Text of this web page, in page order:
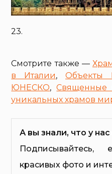
23.
Смотрите также —
в Италии, Объекты
ЮНЕСКО,Священные
уникальных храмов
А вы знали, что у нас
красивых фото и